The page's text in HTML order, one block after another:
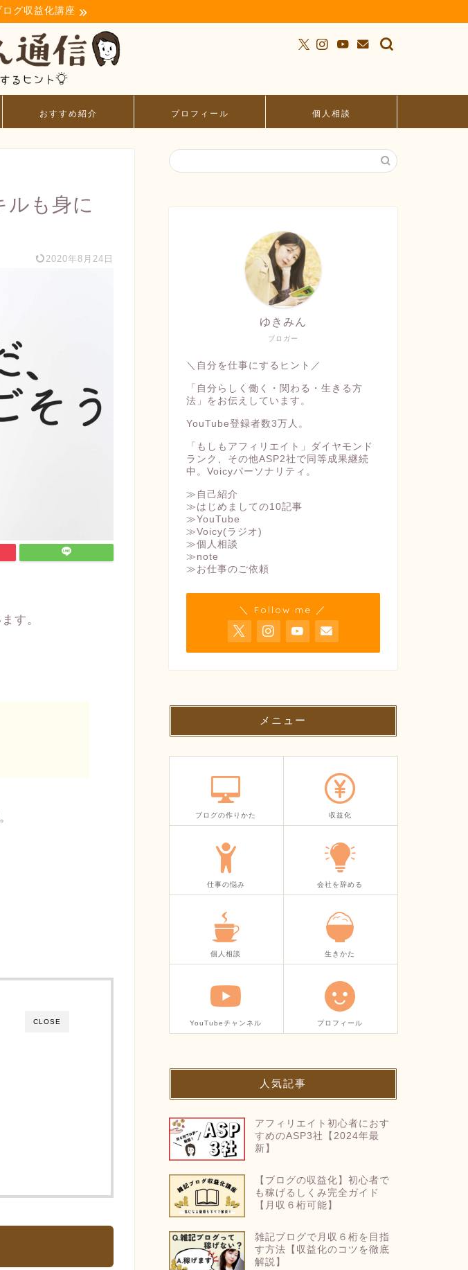
ログ収益化講座
おすすめ紹介 プロフィール 個人相談
ルも身に
2020年8月24日
す。
CLOSE
ブロガー
ゆきみん
＼自分を仕事にするヒント／
「自分らしく働く・関わる・生きる方
法」をお伝えしています。
YouTube登録者数3万人。
「もしもアフィリエイト」ダイヤモンド
ランク、その他ASP2社で同等成果継続
中。Voicyパーソナリティ。
≫自己紹介
≫はじめましての10記事
≫YouTube
≫Voicy(ラジオ)
≫個人相談
≫note
≫お仕事のご依頼
＼ Follow me ／
メニュー
ブログの作りかた 収益化
仕事の悩み 会社を辞める
個人相談 生きかた
YouTubeチャンネル プロフィール
人気記事
アフィリエイト初心者におす
すめのASP3社【2024年最
新】
【ブログの収益化】初心者で
も稼げるしくみ完全ガイド
【月収６桁可能】
雑記ブログで月収６桁を目指
す方法【収益化のコツを徹底
解説】